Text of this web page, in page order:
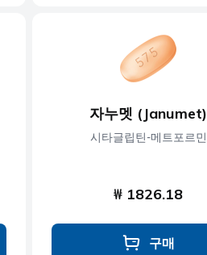
자누멧 (Janumet)
시타글립틴-메트포르민
₩ 1826.18
구매